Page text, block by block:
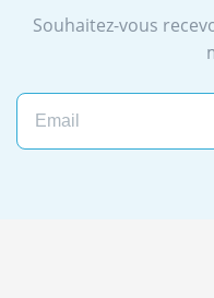
Souhaitez-vous
Email